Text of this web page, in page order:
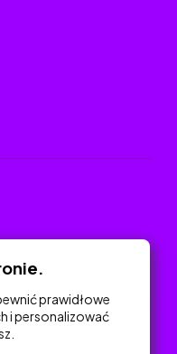
prawidłowe
i personalizować